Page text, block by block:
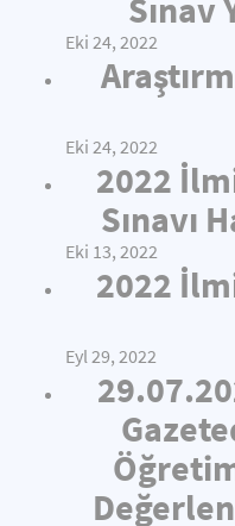
Sınav
Eki 24, 2022
Eki 24, 2022
2022
Sınavı
Eki 13, 2022
2022
Eyl 29, 2022